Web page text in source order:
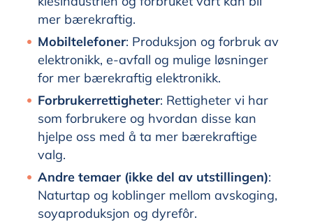
mer bærekraftig.
Mobiltelefoner: Produksjon og forbruk av
elektronikk, e-avfall og mulige løsninger
for mer bærekraftig elektronikk.
Forbrukerrettigheter: Rettigheter vi har
som forbrukere og hvordan disse kan
hjelpe oss med å ta mer bærekraftige
valg.
Andre temaer (ikke del av utstillingen):
Naturtap og koblinger mellom avskoging,
soyaproduksjon og dyrefôr.